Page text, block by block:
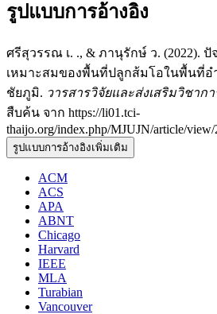
รูปแบบการอ้างอิง
ศรีสุวรรณ เ. ., & ภานุรักษ์ ว. (2022).
เหมาะสมของพื้นที่ปลูกส้มโอในพื้นที่อ
ชัยภูมิ. วารสารวิจัยและส่งเสริมวิชาก
สืบค้น จาก https://li01.tci-
thaijo.org/index.php/MJUJN/article/view/
รูปแบบการอ้างอิงเพิ่มเติม
ACM
ACS
APA
ABNT
Chicago
Harvard
IEEE
MLA
Turabian
Vancouver